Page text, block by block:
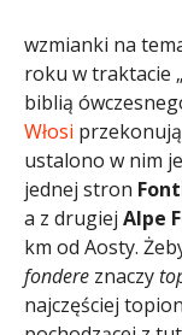
wzmianki na
roku w traktacie
biblią
Włosi
ustalono w nim
jednej stron
a z drugiej Alpe
km od Aosty.
fondere znaczy
najczęściej